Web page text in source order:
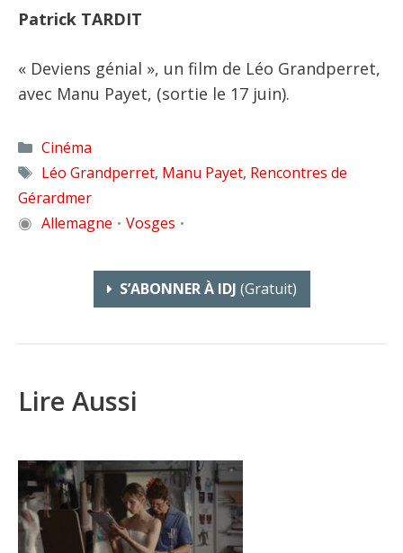
Patrick TARDIT
« Deviens génial », un film de Léo Grandperret,
avec Manu Payet, (sortie le 17 juin).
Catégories
Cinéma
Étiquettes
Léo Grandperret, Manu Payet, Rencontres de
Gérardmer
◉ Allemagne • Vosges •
S’ABONNER À IDJ (gratuit)
Lire Aussi